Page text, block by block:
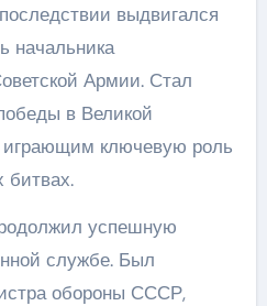
выдвигался
начальника
Армии. Стал
в Великой
играющим ключевую роль
битвах.
успешную
службе. Был
обороны СССР,